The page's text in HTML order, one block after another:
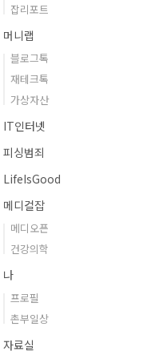
잡리포트
머니랩
블로그톡
재테크톡
가상자산
IT인터넷
피싱범죄
LifeIsGood
메디컬잡
메디오픈
건강의학
나
프로필
촌부일상
자료실